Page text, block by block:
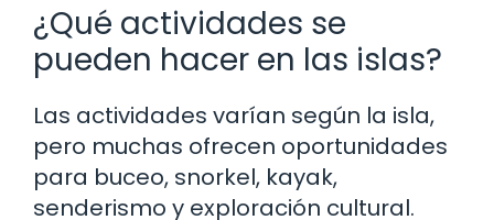
¿Qué actividades se
pueden hacer en las islas?
Las actividades varían según la isla,
pero muchas ofrecen oportunidades
para buceo, snorkel, kayak,
senderismo y exploración cultural.